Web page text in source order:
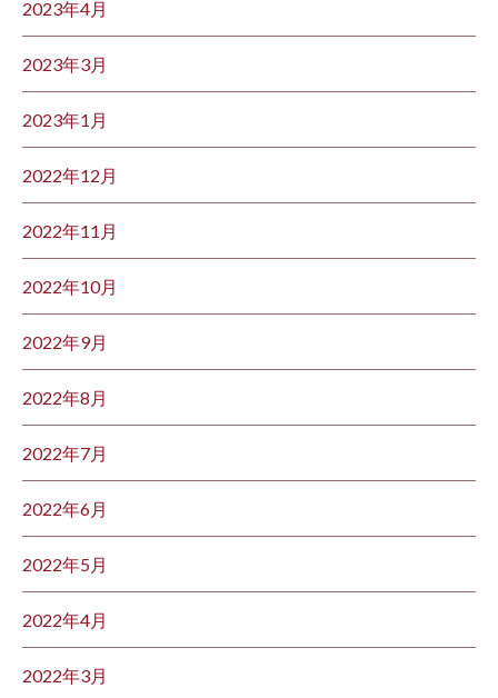
2023年4月
2023年3月
2023年1月
2022年12月
2022年11月
2022年10月
2022年9月
2022年8月
2022年7月
2022年6月
2022年5月
2022年4月
2022年3月